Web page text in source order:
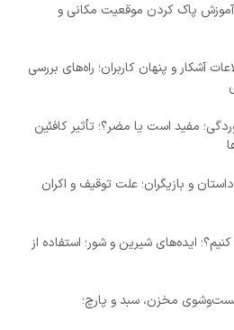
پاک کردن موقعیت مکانی و
آشکار و پنهان کاربران؛ راه‌های بررسی
مفید است یا مضر؟؛ تأثیر کافئین
و بازیگران؛ علت توقیف و اکران
ایده‌های شیرین و شور؛ استفاده از
مخزن، سبد و پارچ؛